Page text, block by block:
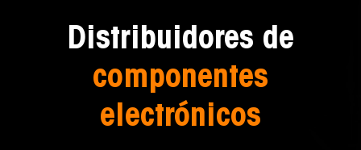
Distribuidores de
componentes
electrónicos